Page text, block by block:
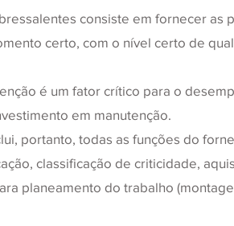
consiste em fornecer as
certo, com o nível certo de
é um fator crítico para o
em manutenção.
portanto, todas as funções do
classificação de criticidade,
planeamento do trabalho